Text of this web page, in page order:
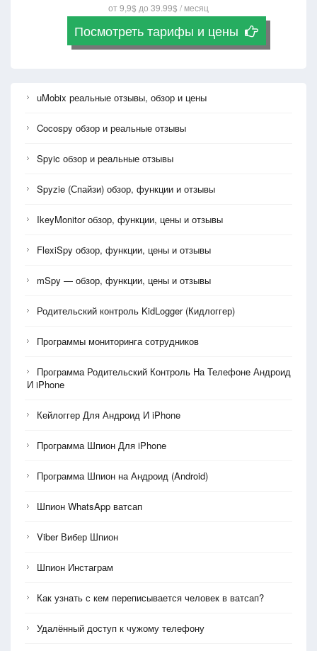
от 9,9$ до 39.99$ / месяц
Посмотреть тарифы и цены
uMobix реальные отзывы, обзор и цены
Cocospy обзор и реальные отзывы
Spyic обзор и реальные отзывы
Spyzie (Спайзи) обзор, функции и отзывы
IkeyMonitor обзор, функции, цены и отзывы
FlexiSpy обзор, функции, цены и отзывы
mSpy — обзор, функции, цены и отзывы
Родительский контроль KidLogger (Кидлоггер)
Программы мониторинга сотрудников
Программа Родительский Контроль На Телефоне Андроид
И iPhone
Кейлоггер Для Андроид И iPhone
Программа Шпион Для iPhone
Программа Шпион на Андроид (Android)
Шпион WhatsApp ватсап
Viber Вибер Шпион
Шпион Инстаграм
Как узнать с кем переписывается человек в ватсап?
Удалённый доступ к чужому телефону